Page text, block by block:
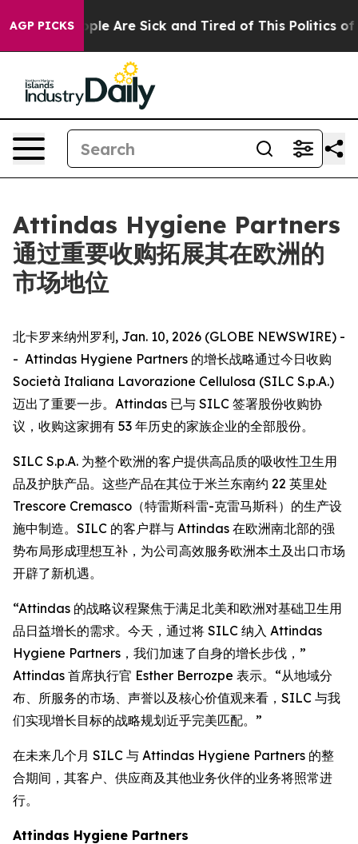
AGP PICKS
“People Are Sick and Tired of This Politics of
Attindas Hygiene Partners
通过重要收购拓展其在欧洲的
市场地位
北卡罗来纳州罗利, Jan. 10, 2026 (GLOBE NEWSWIRE) -
- Attindas Hygiene Partners 的增长战略通过今日收购
Società Italiana Lavorazione Cellulosa (SILC S.p.A.)
迈出了重要一步。Attindas 已与 SILC 签署股份收购协
议，收购这家拥有 53 年历史的家族企业的全部股份。
SILC S.p.A. 为整个欧洲的客户提供高品质的吸收性卫生用
品及护肤产品。这些产品在其位于米兰东南约 22 英里处
Trescore Cremasco（特雷斯科雷-克雷马斯科）的生产设
施中制造。SILC 的客户群与 Attindas 在欧洲南北部的强
势布局形成理想互补，为公司高效服务欧洲本土及出口市场
开辟了新机遇。
“Attindas 的战略议程聚焦于满足北美和欧洲对基础卫生用
品日益增长的需求。今天，通过将 SILC 纳入 Attindas
Hygiene Partners，我们加速了自身的增长步伐，”
Attindas 首席执行官 Esther Berrozpe 表示。“从地域分
布、所服务的市场、声誉以及核心价值观来看，SILC 与我
们实现增长目标的战略规划近乎完美匹配。”
在未来几个月 SILC 与 Attindas Hygiene Partners 的整
合期间，其客户、供应商及其他业务伙伴的业务将照常进
行。
Attindas Hygiene Partners